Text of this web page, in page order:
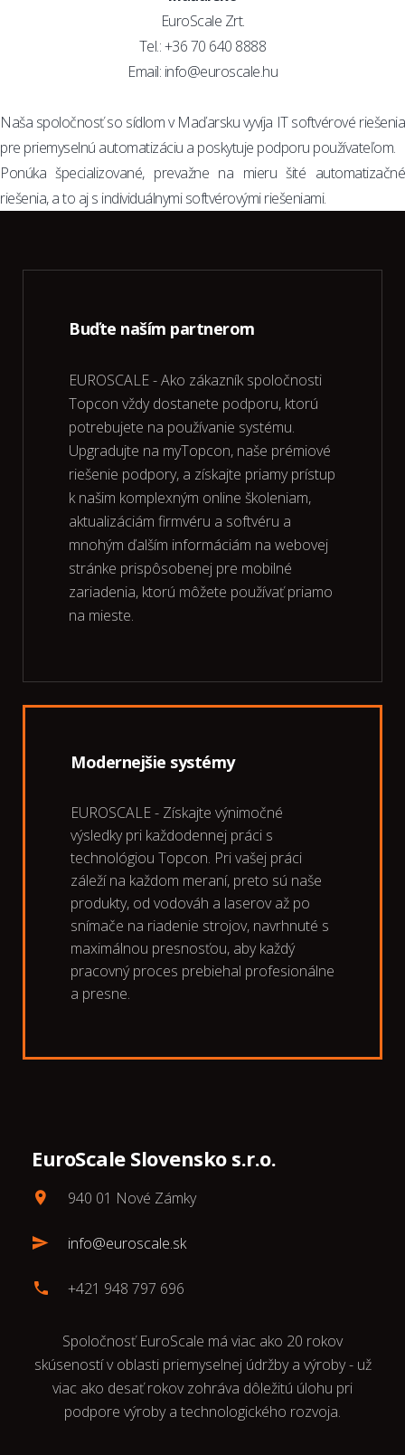
EuroScale Zrt.
Tel.: +36 70 640 8888
Email: info@euroscale.hu
Naša spoločnosť so sídlom v Maďarsku vyvíja IT softvérové riešenia
pre priemyselnú automatizáciu a poskytuje podporu používateľom.
Ponúka špecializované, prevažne na mieru šité automatizačné
riešenia, a to aj s individuálnymi softvérovými riešeniami.
Buďte naším partnerom
EUROSCALE - Ako zákazník spoločnosti
Topcon vždy dostanete podporu, ktorú
potrebujete na používanie systému.
Upgradujte na myTopcon, naše prémiové
riešenie podpory, a získajte priamy prístup
k našim komplexným online školeniam,
aktualizáciám firmvéru a softvéru a
mnohým ďalším informáciám na webovej
stránke prispôsobenej pre mobilné
zariadenia, ktorú môžete používať priamo
na mieste.
Modernejšie systémy
EUROSCALE - Získajte výnimočné
výsledky pri každodennej práci s
technológiou Topcon. Pri vašej práci
záleží na každom meraní, preto sú naše
produkty, od vodováh a laserov až po
snímače na riadenie strojov, navrhnuté s
maximálnou presnosťou, aby každý
pracovný proces prebiehal profesionálne
a presne.
EuroScale Slovensko s.r.o.
940 01 Nové Zámky
info@euroscale.sk
+421 948 797 696
Spoločnosť EuroScale má viac ako 20 rokov
skúseností v oblasti priemyselnej údržby a výroby - už
viac ako desať rokov zohráva dôležitú úlohu pri
podpore výroby a technologického rozvoja.